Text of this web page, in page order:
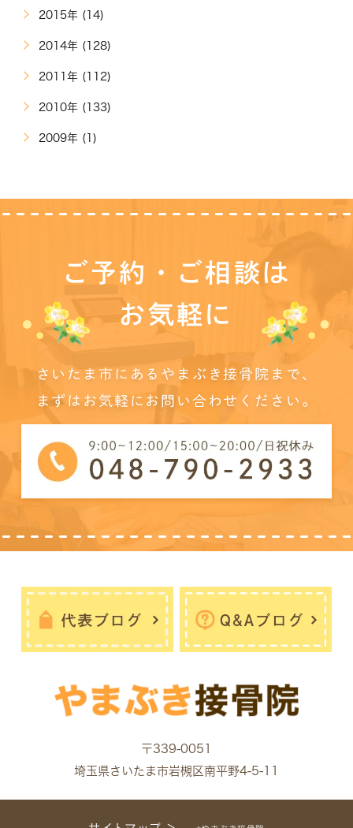
2015年 (14)
2014年 (128)
2011年 (112)
2010年 (133)
2009年 (1)
ご予約・ご相談は
お気軽に
さいたま市にあるやまぶき接骨院まで、
まずはお気軽にお問い合わせください。
〒339-0051
埼玉県さいたま市岩槻区南平野4-5-11